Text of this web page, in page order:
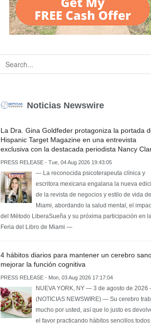
Noticias Newswire
La Dra. Gina Goldfeder protagoniza la portada
Hispanic Target Magazine en una entrevista
exclusiva con la destacada periodista Nancy
PRESS RELEASE - Tue, 04 Aug 2026 19:43:05
— La reconocida psicoterapeuta clínica y
escritora mexicana engalana la nueva
de la revista de negocios y estilo de vida de
Miami, abordando la salud mental, el
del Método LiberaSueña y su próxima participación en la
Feria del Libro de Miami —
4 hábitos diarios para mantener un cerebro
mejorar la función cognitiva
PRESS RELEASE - Mon, 03 Aug 2026 17:17:04
NUEVA YORK, NY — 3 de agosto de
(NOTICIAS NEWSWIRE) — Su cerebro
mucho por usted, así que lo justo es
el favor practicando hábitos sencillos